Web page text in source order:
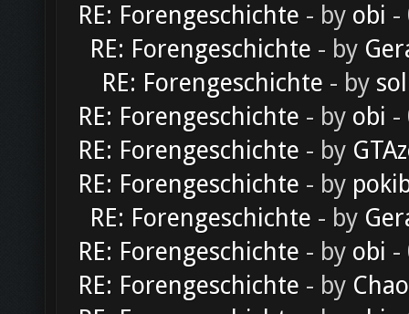
RE: Forengeschichte - by obi -
RE: Forengeschichte - by
RE: Forengeschichte - by
RE: Forengeschichte - by obi -
RE: Forengeschichte - by
RE: Forengeschichte - by
RE: Forengeschichte - by
RE: Forengeschichte - by obi -
RE: Forengeschichte - by